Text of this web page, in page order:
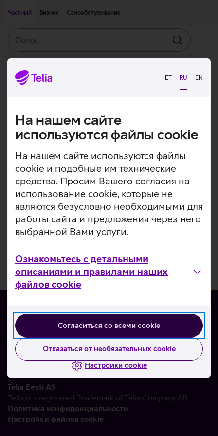
ET RU EN
На нашем сайте
используются файлы cookie
На нашем сайте используются файлы
cookie и подобные им технические
средства. Просим Вашего согласия на
использование cookie, которые не
являются безусловно необходимыми для
работы сайта и предложения через него
выбранной Вами услуги.
Ознакомьтесь с детальными
описаниями и правилами наших
файлов cookie
Согласиться со всеми cookie
Отказаться от необязательных cookie
Настройки cookie
Частный
Бизнес Самообслуживание
Искать
О нас
Контакты
Партнерам
Telia Eesti AS
Telia is a registered Trademark of Telia Company AB
Политика конфиденциальности
Настройки файлов cookie